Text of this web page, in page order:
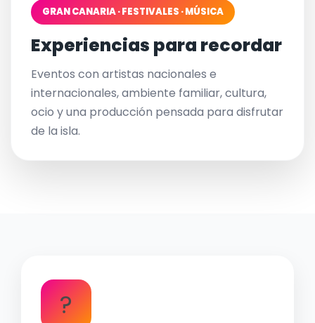
GRAN CANARIA · FESTIVALES · MÚSICA
Experiencias para recordar
Eventos con artistas nacionales e
internacionales, ambiente familiar, cultura,
ocio y una producción pensada para disfrutar
de la isla.
?